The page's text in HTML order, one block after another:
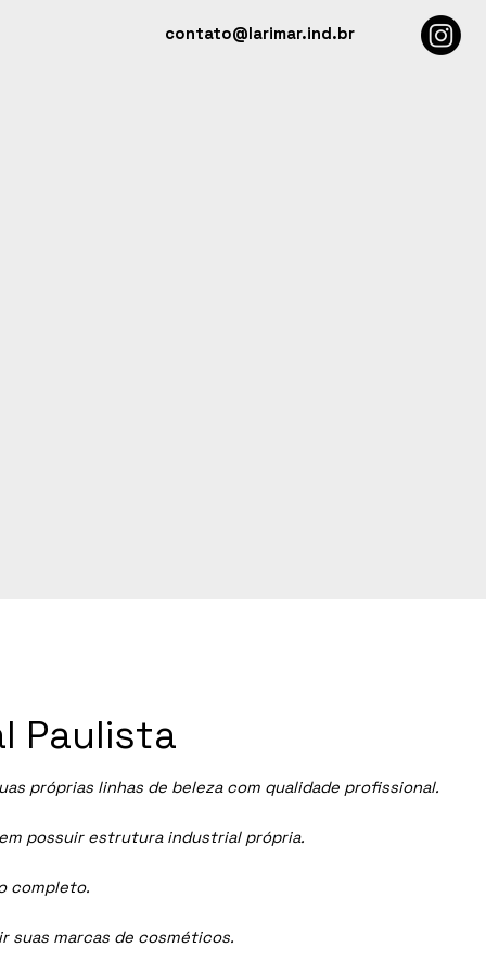
contato@larimar.ind.br
próprias linhas de beleza com qualidade profissional.
possuir estrutura industrial própria.
completo.
suas marcas de cosméticos.
Paulista